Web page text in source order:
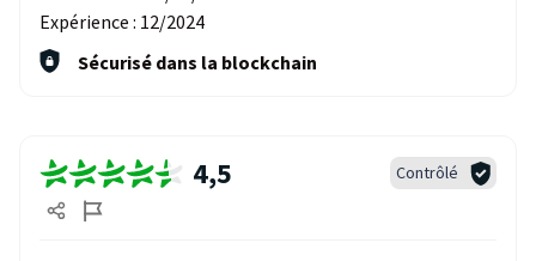
Expérience : 12/2024
Sécurisé dans la blockchain
4,5 Contrôlé